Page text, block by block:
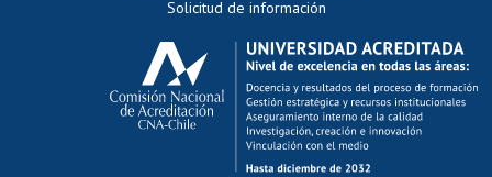
Evaluación docente
Calificación académica
Postulación al AUCAI
Funcionarias/os
Cursos internos de capacitación
Solicitud de información